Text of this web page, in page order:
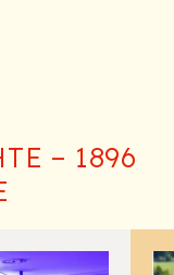
– 1896